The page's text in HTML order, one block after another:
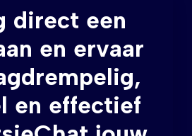
direct een
en ervaar
en effectief